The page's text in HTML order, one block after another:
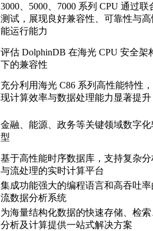
3000、5000、7000 系列 CPU 通过联
测试，展现良好兼容性、可靠性与高
能运行能力
评估 DolphinDB 在海光 CPU 安全架
下的兼容性
充分利用海光 C86 系列高性能特性
现计算效率与数据处理能力显著提升
金融、能源、政务等关键领域数字化
型
基于高性能时序数据库，支持复杂分
与流处理的实时计算平台
集成功能强大的编程语言和高吞吐率
流数据分析系统
为海量结构化数据的快速存储、检索
分析及计算提供一站式解决方案